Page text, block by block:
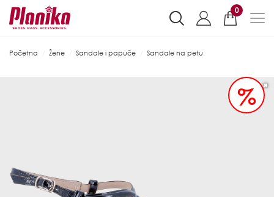
0
Početna Žene Sandale i papuče Sandale na petu
%